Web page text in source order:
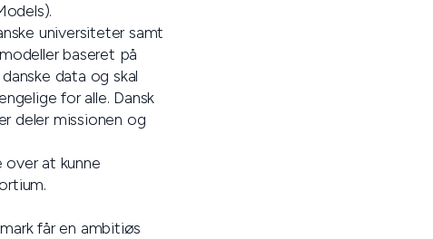
universiteter samt
baseret på
data og skal
for alle. Dansk
deler missionen og
at kunne
får en ambitiøs